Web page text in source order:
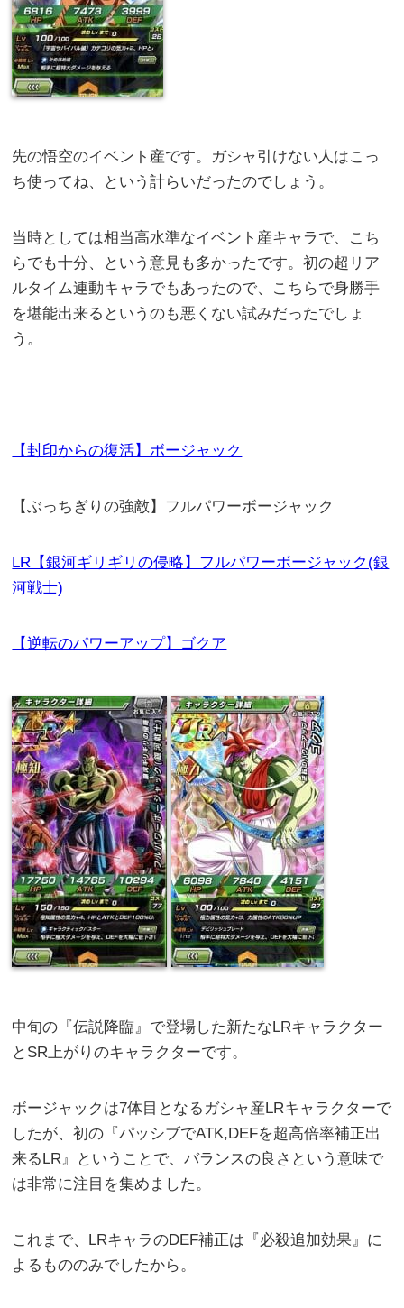
先の悟空のイベント産です。ガシャ引けない人はこっ
ち使ってね、という計らいだったのでしょう。
当時としては相当高水準なイベント産キャラで、こち
らでも十分、という意見も多かったです。初の超リア
ルタイム連動キャラでもあったので、こちらで身勝手
を堪能出来るというのも悪くない試みだったでしょ
う。
【封印からの復活】ボージャック
【ぶっちぎりの強敵】フルパワーボージャック
LR【銀河ギリギリの侵略】フルパワーボージャック(銀
河戦士)
【逆転のパワーアップ】ゴクア
中旬の『伝説降臨』で登場した新たなLRキャラクター
とSR上がりのキャラクターです。
ボージャックは7体目となるガシャ産LRキャラクターで
したが、初の『パッシブでATK,DEFを超高倍率補正出
来るLR』ということで、バランスの良さという意味で
は非常に注目を集めました。
これまで、LRキャラのDEF補正は『必殺追加効果』に
よるもののみでしたから。